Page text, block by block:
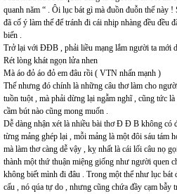
quanh năm “ . Ôi lục bát gì mà đuồn đuỗn thế này
đã cố ý làm thế để tránh đi cái nhịp nhàng đều đều
biến .
Trở lại với ĐĐB , phải liều mạng lắm người ta mới
Rét lòng khát ngọn lửa nhen
Mà áo đỏ áo đỏ em đâu rồi ( VTN nhấn mạnh )
Thế nhưng đó chính là những câu thơ làm cho
tuồn tuột , mà phải dừng lại ngẫm nghĩ , cũng tức
cầm bút nào cũng mong muốn .
Dễ dàng nhận xét là nhiều bài thơ Đ Đ B không có
từng mảng ghép lại , mỗi mảng là một đôi sáu tám
mà làm thơ càng dễ vậy , kỵ nhất là cái lối câu nọ
thành một thứ thuận miệng giống như người quen
không biết mình đi đâu . Trong một thể như lục bát
cấu , nó qúa tự do , nhưng cũng chứa đầy cạm